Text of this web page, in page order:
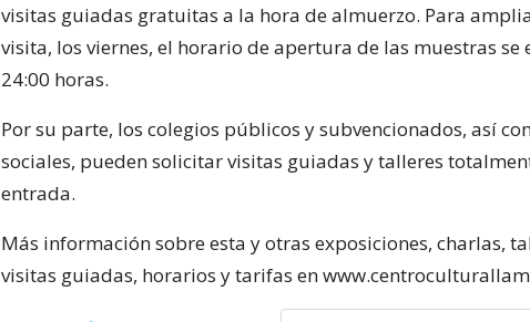
visitas guiadas gratuitas a la hora de almuerzo. Para
visita, los viernes, el horario de apertura de las muestras se
24:00 horas.
Por su parte, los colegios públicos y subvencionados, así
sociales, pueden solicitar visitas guiadas y talleres
entrada.
Más información sobre esta y otras exposiciones, charlas,
visitas guiadas, horarios y tarifas en